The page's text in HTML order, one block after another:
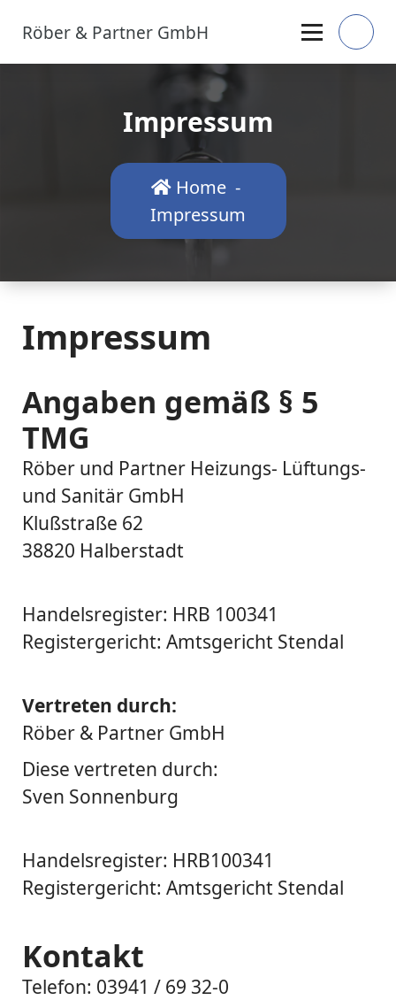
content
Röber & Partner GmbH
Impressum
Home -
Impressum
Impressum
Angaben gemäß § 5
TMG
Röber und Partner Heizungs- Lüftungs-
und Sanitär GmbH
Klußstraße 62
38820 Halberstadt
Handelsregister: HRB 100341
Registergericht: Amtsgericht Stendal
Vertreten durch:
Röber & Partner GmbH
Diese vertreten durch:
Sven Sonnenburg
Handelsregister: HRB100341
Registergericht: Amtsgericht Stendal
Kontakt
Telefon: 03941 / 69 32-0